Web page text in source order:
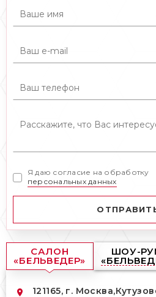
Я даю согласие на обработку
персональных данных
САЛОН
«БЕЛЬВЕДЕР»
ШОУ-
121165, г. Москва,